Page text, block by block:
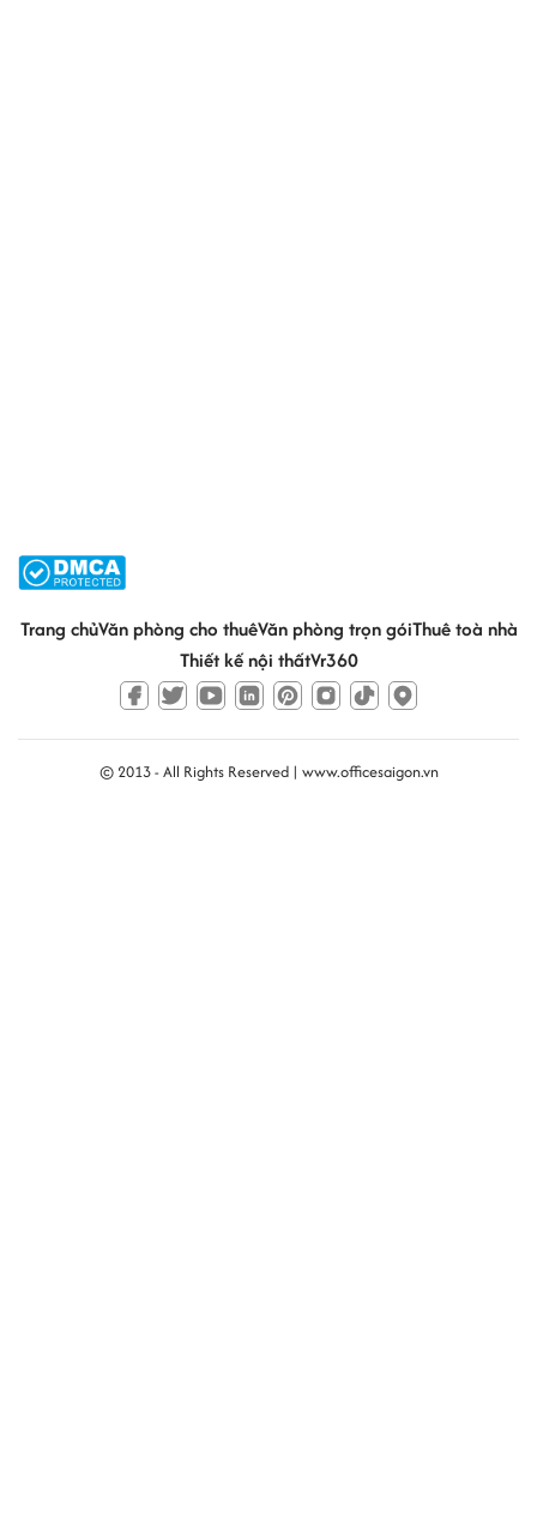
Trang chủVăn phòng cho thuêVăn phòng trọn góiThuê toà nhà
Thiết kế nội thấtVr360
© 2013 - All Rights Reserved | www.officesaigon.vn